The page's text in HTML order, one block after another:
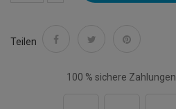
Teilen
100 % sichere Zahlungen